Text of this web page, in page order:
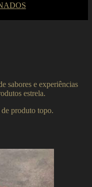
sabores e experiências
estrela.
de produto topo.